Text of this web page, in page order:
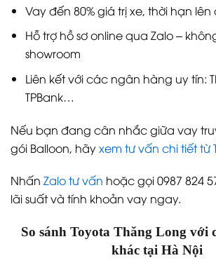
Vay đến 80% giá trị xe, thời hạn
Hỗ trợ hồ sơ online qua Zalo –
showroom
Liên kết với các ngân hàng uy tín:
TPBank…
Nếu bạn đang cân nhắc giữa vay
gói Balloon, hãyxem tư vấn chi tiết từ
Nhấn Zalo tư vấn hoặc gọi 0987 824
lãi suất và tính khoản vay ngay.
So sánh Toyota Thăng Long với
khác tại Hà Nội